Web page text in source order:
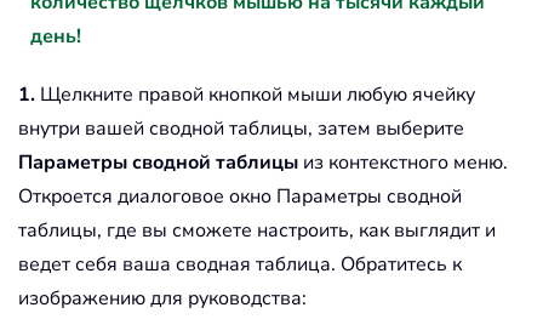
день!
1. Щелкните правой кнопкой мыши любую ячейку
внутри вашей сводной таблицы, затем выберите
Параметры сводной таблицы из контекстного меню.
Откроется диалоговое окно Параметры сводной
таблицы, где вы сможете настроить, как выглядит и
ведет себя ваша сводная таблица. Обратитесь к
изображению для руководства: